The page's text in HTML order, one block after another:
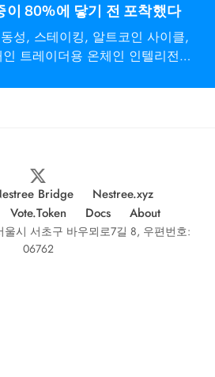
이 80%에 닿기 전 포착했다
성, 스테이킹, 알트코인 사이클,
트레이더용 온체인 인텔리전스
Bridge
Nestree.xyz
Vote.Token Docs About
시 서초구 바우뫼로7길 8, 우편번호:
06762